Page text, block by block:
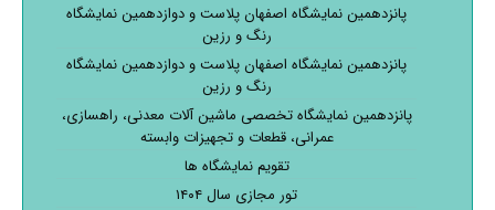
پانزدهمین نمایشگاه اصفهان پلاست و دوازدهمین نمایشگاه
رنگ و رزین
پانزدهمین نمایشگاه اصفهان پلاست و دوازدهمین نمایشگاه
رنگ و رزین
پانزدهمین نمایشگاه تخصصی ماشین آلات معدنی، راهسازی،
عمرانی، قطعات و تجهیزات وابسته
تقویم نمایشگاه ها
تور مجازی سال ۱۴۰۴